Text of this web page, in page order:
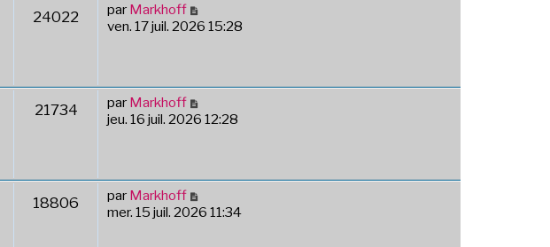
24022 par Markhoff
ven. 17 juil. 2026 15:28
21734 par Markhoff
jeu. 16 juil. 2026 12:28
18806 par Markhoff
mer. 15 juil. 2026 11:34